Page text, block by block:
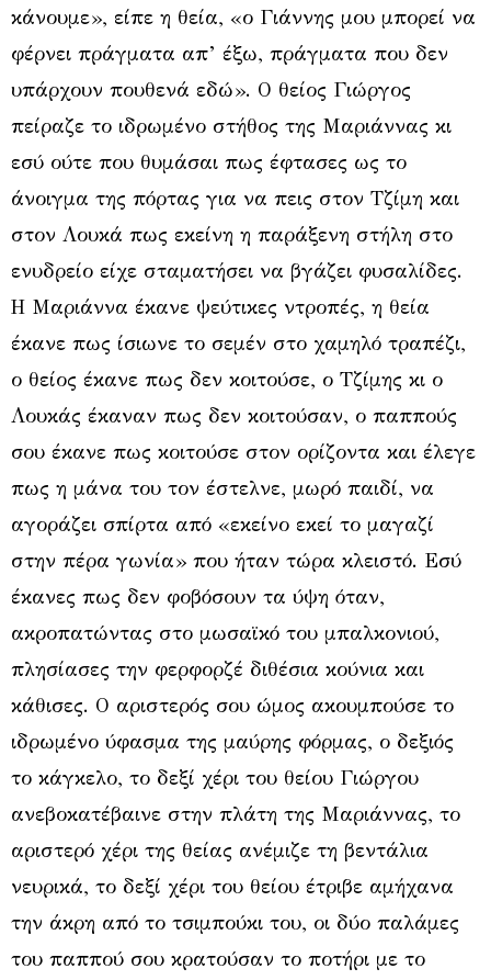
κάνουμε», είπε η θεία, «ο Γιάννης μου μπορεί να
φέρνει πράγματα απ’ έξω, πράγματα που δεν
υπάρχουν πουθενά εδώ». Ο θείος Γιώργος
πείραζε το ιδρωμένο στήθος της Μαριάννας κι
εσύ ούτε που θυμάσαι πως έφτασες ως το
άνοιγμα της πόρτας για να πεις στον Τζίμη και
στον Λουκά πως εκείνη η παράξενη στήλη στο
ενυδρείο είχε σταματήσει να βγάζει φυσαλίδες.
Η Μαριάννα έκανε ψεύτικες ντροπές, η θεία
έκανε πως ίσιωνε το σεμέν στο χαμηλό τραπέζι,
ο θείος έκανε πως δεν κοιτούσε, ο Τζίμης κι ο
Λουκάς έκαναν πως δεν κοιτούσαν, ο παππούς
σου έκανε πως κοιτούσε στον ορίζοντα και έλεγε
πως η μάνα του τον έστελνε, μωρό παιδί, να
αγοράζει σπίρτα από «εκείνο εκεί το μαγαζί
στην πέρα γωνία» που ήταν τώρα κλειστό. Εσύ
έκανες πως δεν φοβόσουν τα ύψη όταν,
ακροπατώντας στο μωσαϊκό του μπαλκονιού,
πλησίασες την φερφορζέ διθέσια κούνια και
κάθισες. Ο αριστερός σου ώμος ακουμπούσε το
ιδρωμένο ύφασμα της μαύρης φόρμας, ο δεξιός
το κάγκελο, το δεξί χέρι του θείου Γιώργου
ανεβοκατέβαινε στην πλάτη της Μαριάννας, το
αριστερό χέρι της θείας ανέμιζε τη βεντάλια
νευρικά, το δεξί χέρι του θείου έτριβε αμήχανα
την άκρη από το τσιμπούκι του, οι δύο παλάμες
του παππού σου κρατούσαν το ποτήρι με το